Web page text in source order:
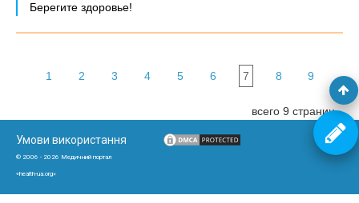
Берегите здоровье!
1 2 3 4 5 6 7 8 9
всего 9 страниц
Умови використання
© 2006 - 2026 Медичний портал
«health-ua.org»